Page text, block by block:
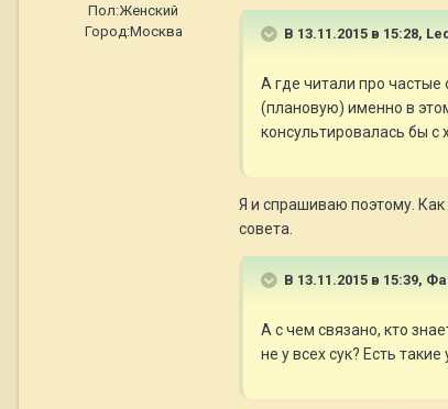
Пол:Женский
Город:Москва В 13.11.2015 в 15:28,
А где читали про
(плановую) именно в
консультировалась бы
Я и спрашиваю поэтому.
совета.
В 13.11.2015 в 15:39,
А с чем связано, кто
не у всех сук? Есть